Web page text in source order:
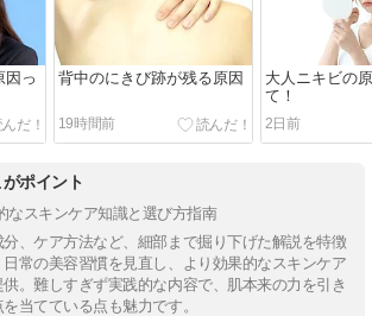
因っ
背中のにきび跡が残る原因
19時間前
大人ニキビの
て！
2日前
ポイント
なスキンケア知識と選び方指南
、ケア方法など、細部まで掘り下げた解説を特徴
常の美容習慣を見直し、より効果的なスキンケア
。難しすぎず実践的な内容で、肌本来の力を引き
当てている点も魅力です。